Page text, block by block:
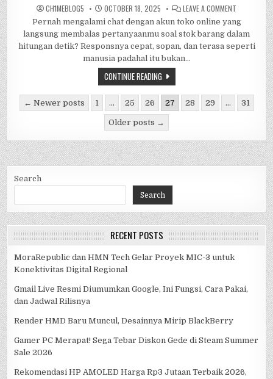
CH1MEBL0G5 OCTOBER 18, 2025 LEAVE A COMMENT
ITU
RULE-
BASED
CHATBOT
DAN
PENTINGNYA
Pernah mengalami chat dengan akun toko online yang
langsung membalas pertanyaanmu soal stok barang dalam
hitungan detik? Responsnya cepat, sopan, dan terasa seperti
manusia padahal itu bukan…
CONTINUE READING
Posts
← Newer posts 1 … 25 26 27 28 29 … 31
Older posts →
Search
Search
RECENT POSTS
MoraRepublic dan HMN Tech Gelar Proyek MIC-3 untuk
Konektivitas Digital Regional
Gmail Live Resmi Diumumkan Google, Ini Fungsi, Cara Pakai,
dan Jadwal Rilisnya
Render HMD Baru Muncul, Desainnya Mirip BlackBerry
Gamer PC Merapat! Sega Tebar Diskon Gede di Steam Summer
Sale 2026
Rekomendasi HP AMOLED Harga Rp3 Jutaan Terbaik 2026,